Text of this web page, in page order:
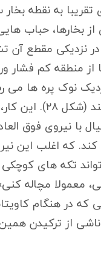
به نقطه
بخارها، حباب
در نزدیکی مقطع
از منطقه کم فشار
نوک پره ها می
به ترکیدن می کنند
با نیروی فوق
که اغلب این
تکه های کوچکی
معمولا مچاله
که در هنگام
از ترکیدن